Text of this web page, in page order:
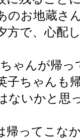
のお地蔵さ
方で、心配
ゃんが帰っ
子ちゃんも
ないかと思
帰ってこな